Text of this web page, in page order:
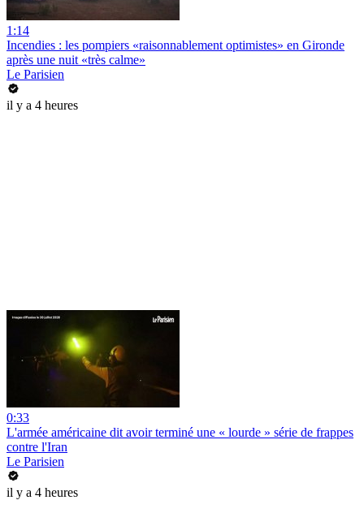
1:14
Incendies : les pompiers «raisonnablement optimistes» en Gironde
après une nuit «très calme»
Le Parisien
il y a 4 heures
0:33
L'armée américaine dit avoir terminé une « lourde » série de frappes
contre l'Iran
Le Parisien
il y a 4 heures